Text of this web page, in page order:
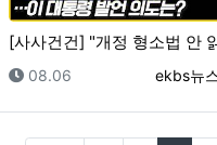
등록일
08.06 등록자
ekbs뉴